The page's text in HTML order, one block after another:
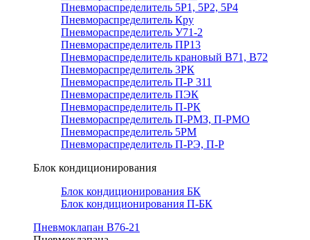
Пневмораспределитель 5Р1, 5Р2, 5Р4
Пневмораспределитель Кру
Пневмораспределитель У71-2
Пневмораспределитель ПР13
Пневмораспределитель крановый В71, В72
Пневмораспределитель 3РК
Пневмораспределитель П-Р 311
Пневмораспределитель ПЭК
Пневмораспределитель П-РК
Пневмораспределитель П-РМЗ, П-РМО
Пневмораспределитель 5РМ
Пневмораспределитель П-РЭ, П-Р
Блок кондиционирования
Блок кондиционирования БК
Блок кондиционирования П-БК
Пневмоклапан В76-21